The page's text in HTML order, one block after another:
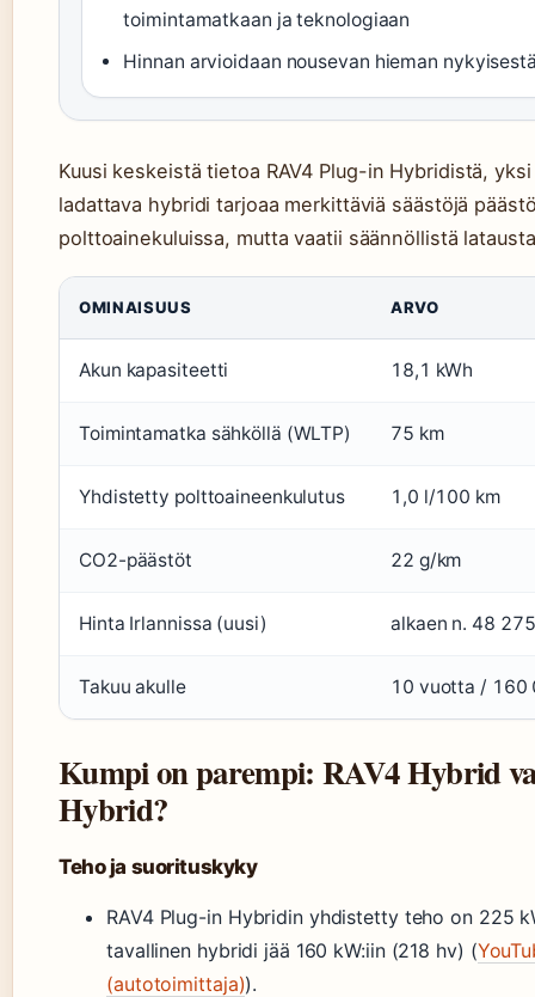
toimintamatkaan ja teknologiaan
Hinnan arvioidaan nousevan hieman
Kuusi keskeistä tietoa RAV4 Plug-in Hybridistä,
ladattava hybridi tarjoaa merkittäviä säästöjä
polttoainekuluissa, mutta vaatii säännöllistä
OMINAISUUS ARVO
Akun kapasiteetti 18,1 kWh
Toimintamatka sähköllä (WLTP) 75 km
Yhdistetty polttoaineenkulutus 1,0 l/100 km
CO2-päästöt 22 g/km
Hinta Irlannissa (uusi) alkaen n. 48
Takuu akulle 10 vuotta / 160
Kumpi on parempi: RAV4 Hybrid
Hybrid?
Teho ja suorituskyky
RAV4 Plug-in Hybridin yhdistetty teho on 225
tavallinen hybridi jää 160 kW:iin (218 hv) (
(autotoimittaja)).